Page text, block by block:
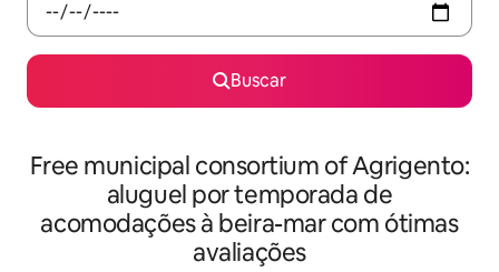
Buscar
Free municipal consortium of Agrigento:
aluguel por temporada de
acomodações à beira-mar com ótimas
avaliações